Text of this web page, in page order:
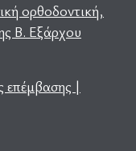
ορθοδοντική,
Β. Εξάρχου
επέμβασης |